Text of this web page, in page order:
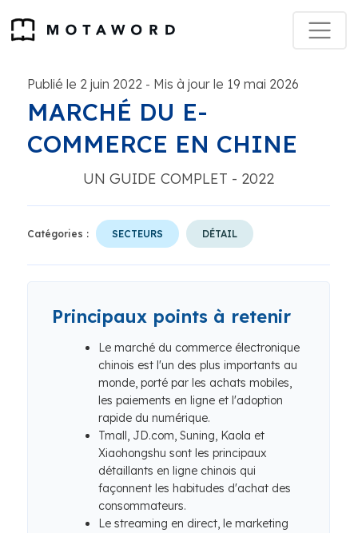
Publié le 2 juin 2022 - Mis à jour le 19 mai 2026
MARCHÉ DU E-
COMMERCE EN CHINE
UN GUIDE COMPLET - 2022
Catégories : SECTEURS DÉTAIL
Principaux points à retenir
Le marché du commerce électronique
chinois est l'un des plus importants au
monde, porté par les achats mobiles,
les paiements en ligne et l'adoption
rapide du numérique.
Tmall, JD.com, Suning, Kaola et
Xiaohongshu sont les principaux
détaillants en ligne chinois qui
façonnent les habitudes d'achat des
consommateurs.
Le streaming en direct, le marketing